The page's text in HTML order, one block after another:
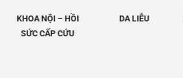
KHOA NỘI – HỒI
SỨC CẤP CỨU
DA LIỄU